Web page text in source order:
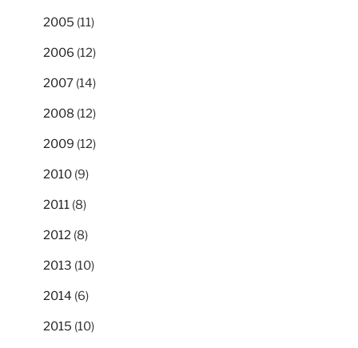
2005 (11)
2006 (12)
2007 (14)
2008 (12)
2009 (12)
2010 (9)
2011 (8)
2012 (8)
2013 (10)
2014 (6)
2015 (10)